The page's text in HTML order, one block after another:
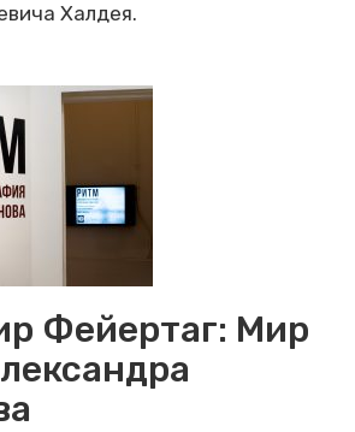
Халдея.
Фейертаг: Мир